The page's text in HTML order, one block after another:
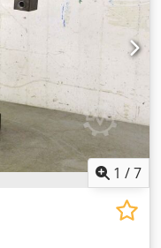
1 /7